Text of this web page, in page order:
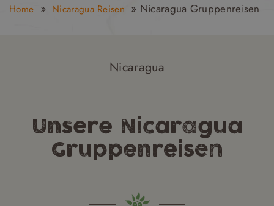
Home » Nicaragua Reisen » Nicaragua Gruppenreisen
Nicaragua
Unsere Nicaragua
Gruppenreisen